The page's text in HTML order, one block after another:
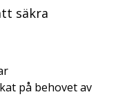
säkra
på behovet av